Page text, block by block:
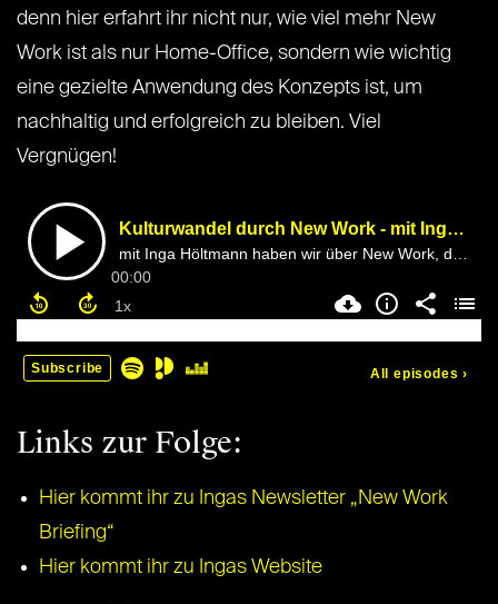
denn hier erfahrt ihr nicht nur, wie viel mehr New
Work ist als nur Home-Office, sondern wie wichtig
eine gezielte Anwendung des Konzepts ist, um
nachhaltig und erfolgreich zu bleiben. Viel
Vergnügen!
Links zur Folge:
Hier kommt ihr zu Ingas Newsletter „New Work
Briefing“
Hier kommt ihr zu Ingas Website